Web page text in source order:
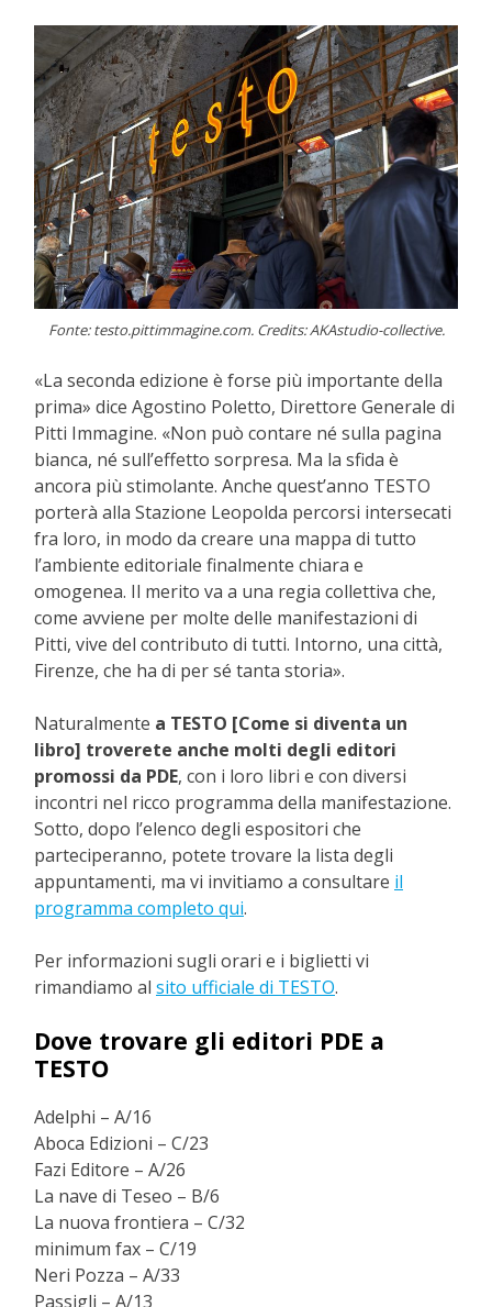
Fonte: testo.pittimmagine.com. Credits: AKAstudio-collective.
«La seconda edizione è forse più importante della
prima» dice Agostino Poletto, Direttore Generale di
Pitti Immagine. «Non può contare né sulla pagina
bianca, né sull’effetto sorpresa. Ma la sfida è
ancora più stimolante. Anche quest’anno TESTO
porterà alla Stazione Leopolda percorsi intersecati
fra loro, in modo da creare una mappa di tutto
l’ambiente editoriale finalmente chiara e
omogenea. Il merito va a una regia collettiva che,
come avviene per molte delle manifestazioni di
Pitti, vive del contributo di tutti. Intorno, una città,
Firenze, che ha di per sé tanta storia».
Naturalmente a TESTO [Come si diventa un
libro] troverete anche molti degli editori
promossi da PDE, con i loro libri e con diversi
incontri nel ricco programma della manifestazione.
Sotto, dopo l’elenco degli espositori che
parteciperanno, potete trovare la lista degli
appuntamenti, ma vi invitiamo a consultare il
programma completo qui.
Per informazioni sugli orari e i biglietti vi
rimandiamo al sito ufficiale di TESTO.
Dove trovare gli editori PDE a
TESTO
Adelphi – A/16
Aboca Edizioni – C/23
Fazi Editore – A/26
La nave di Teseo – B/6
La nuova frontiera – C/32
minimum fax – C/19
Neri Pozza – A/33
Passigli – A/13